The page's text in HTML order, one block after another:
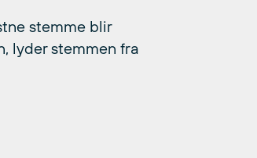
stemme blir
lyder stemmen fra